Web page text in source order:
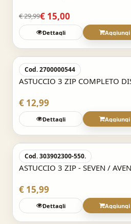
€ 29,99€ 15,00
Dettagli Aggiungi
Acquisto
Cod. 2700000544
ASTUCCIO 3 ZIP COMPLETO
€ 12,99
Dettagli Aggiungi
Acquisto
Cod. 303902300-550.
ASTUCCIO 3 ZIP - SEVEN /
€ 15,99
Dettagli Aggiungi
Acquisto